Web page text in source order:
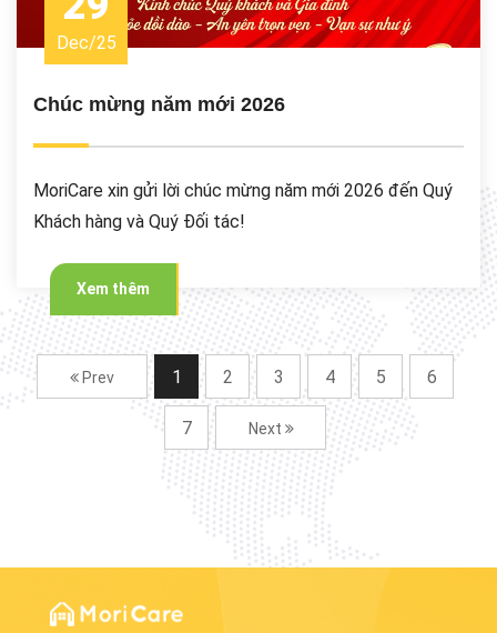
Dec/25
Chúc mừng năm mới 2026
MoriCare xin gửi lời chúc mừng năm mới 2026 đến Quý
Khách hàng và Quý Đối tác!
Xem thêm
Prev 1 2 3 4 5 6
7 Next